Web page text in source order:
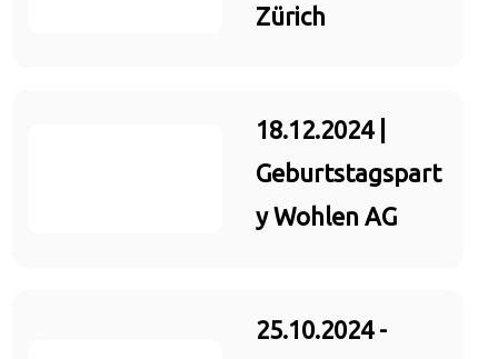
Zürich
18.12.2024 |
Geburtstagspart
y Wohlen AG
25.10.2024 -